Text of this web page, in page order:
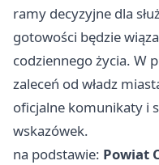
ramy decyzyjne dla
gotowości będzie
codziennego życia. W
zaleceń od władz
oficjalne komunikaty i
wskazówek.
na podstawie: Powiat